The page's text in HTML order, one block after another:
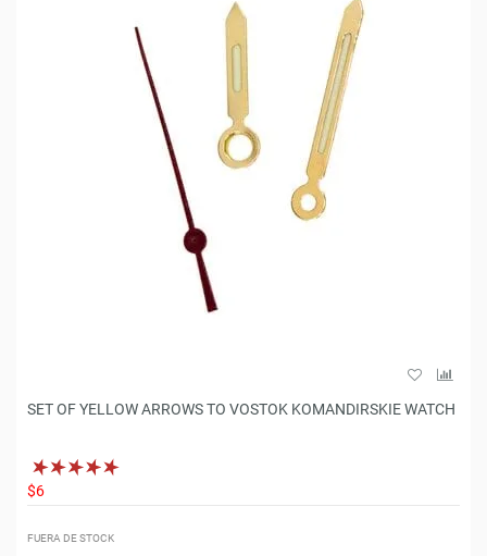
SET OF YELLOW ARROWS TO VOSTOK KOMANDIRSKIE WATCH
$6
FUERA DE STOCK